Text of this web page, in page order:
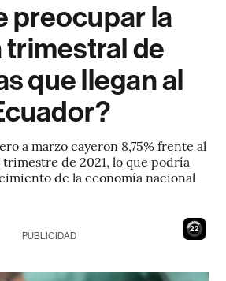
preocupar la
trimestral de
que llegan al
a marzo cayeron 8,75% frente al
de 2021, lo que podría
de la economía nacional
20
PUBLICIDAD